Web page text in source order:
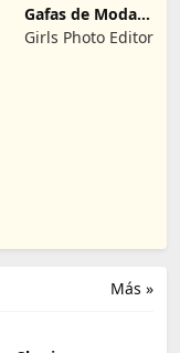
Gafas de Moda
Editor de Fotos
Girls Photo Editor
Más »